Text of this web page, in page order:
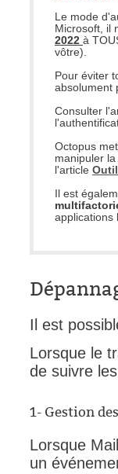
Le mode
Microsoft, il
2022 à
vôtre).
Pour éviter
absolument
Consulter
Octopus
manipuler
l'article
Il est
applications
Il est
Lorsque le
de suivre
1- Gestion
Lorsque
un